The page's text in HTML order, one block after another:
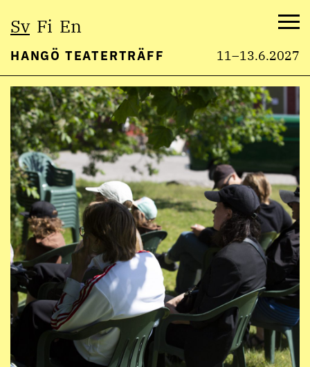
Hoppa
innehåll
Sv Fi En
HANGÖ TEATERTRÄFF 11–13.6.2027